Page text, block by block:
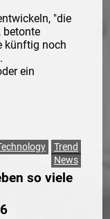
"die
betonte
künftig noch
ein
Trend
News
so viele